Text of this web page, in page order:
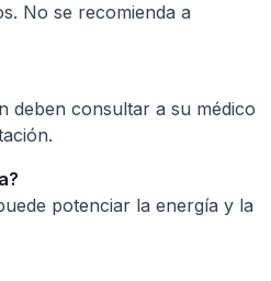
No se recomienda a
deben consultar a su médico
potenciar la energía y la